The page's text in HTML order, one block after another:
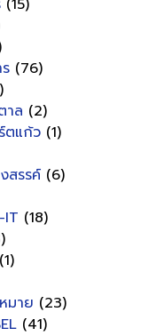
(15)
(76)
าล (2)
ตแก้ว (1)
สรรค์ (6)
IT (18)
(1)
มาย (23)
(41)